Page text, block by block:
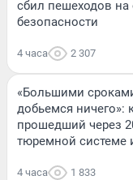
сбил пешеходов на
безопасности
4 часа 2 307
«Большими
добьемся ничего»:
прошедший через
тюремной системе
4 часа 1 833